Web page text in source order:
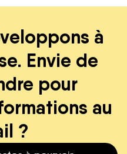
à
Envie de
pour
au
?